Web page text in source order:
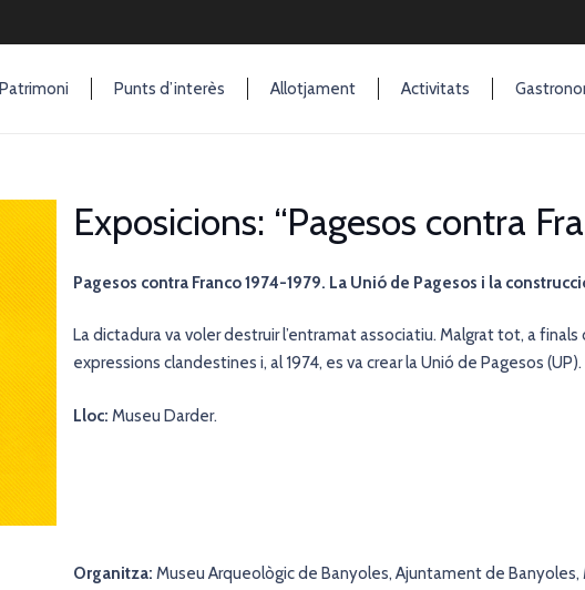
Patrimoni Punts d’interès Allotjament Activitats
Exposicions: “Pagesos contra
Pagesos contra Franco 1974-1979. La Unió de Pagesos i la
La dictadura va voler destruir l’entramat associatiu. Malgrat tot, a
expressions clandestines i, al 1974, es va crear la Unió de Pagesos (UP).
Lloc: Museu Darder.
Organitza: Museu Arqueològic de Banyoles, Ajuntament de